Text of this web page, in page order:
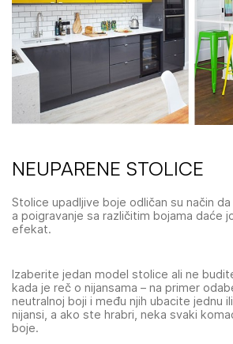
NEUPARENE STOLICE
Stolice upadljive boje odličan su način
a poigravanje sa različitim bojama daće
efekat.
Izaberite jedan model stolice ali ne
kada je reč o nijansama – na primer
neutralnoj boji i među njih ubacite jednu
nijansi, a ako ste hrabri, neka svaki
boje.